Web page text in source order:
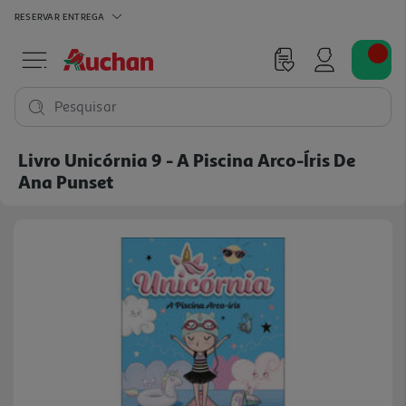
RESERVAR ENTREGA
Pesquisar
Livro Unicórnia 9 - A Piscina Arco-Íris De
Ana Punset